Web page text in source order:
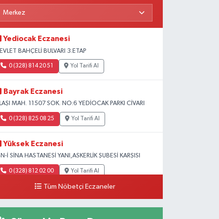
Yediocak Eczanesi
BAHÇELİ BULVARI 3.ETAP
0 (328) 814 20 51 Yol Tarifi Al
Bayrak Eczanesi
MAH. 11507 SOK. NO:6 YEDİOCAK PARKI CİVARI
0 (328) 825 08 25 Yol Tarifi Al
Yüksek Eczanesi
İ SİNA HASTANESİ YANI,ASKERLİK ŞUBESİ KARŞISI
0 (328) 812 02 00 Yol Tarifi Al
Tüm Nöbetçi Eczaneler